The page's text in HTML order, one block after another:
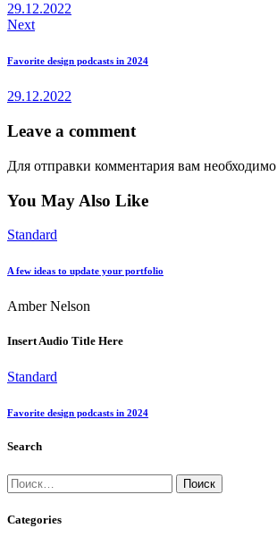
29.12.2022
Next
Favorite design podcasts in 2024
29.12.2022
Leave a comment
Для отправки комментария вам необходимо
You May Also Like
Standard
A few ideas to update your portfolio
Amber Nelson
Insert Audio Title Here
Standard
Favorite design podcasts in 2024
Search
Найти:
Categories